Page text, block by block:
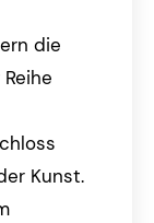
die
Kunst.